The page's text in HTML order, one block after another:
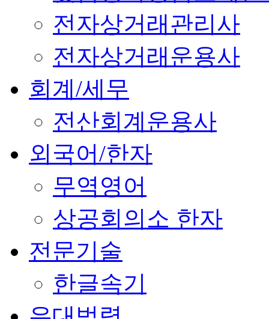
전자상거래관리사
전자상거래운용사
회계/세무
전산회계운용사
외국어/한자
무역영어
상공회의소 한자
전문기술
한글속기